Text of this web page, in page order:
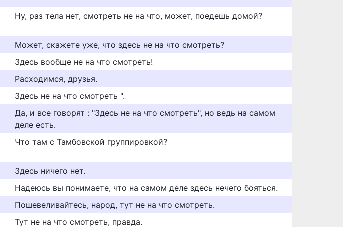
Ну, раз тела нет, смотреть не на что, может, поедешь домой?
Может, скажете уже, что здесь не на что смотреть?
Здесь вообще не на что смотреть!
Расходимся, друзья.
Здесь не на что смотреть ".
Да, и все говорят : "Здесь не на что смотреть", но ведь на самом
деле есть.
Что там с Тамбовской группировкой?
Здесь ничего нет.
Надеюсь вы понимаете, что на самом деле здесь нечего бояться.
Пошевеливайтесь, народ, тут не на что смотреть.
Тут не на что смотреть, правда.